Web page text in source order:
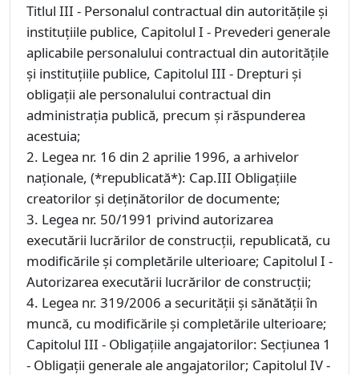
Titlul III - Personalul contractual din autorităţile şi
instituţiile publice, Capitolul I - Prevederi generale
aplicabile personalului contractual din autorităţile
şi instituţiile publice, Capitolul III - Drepturi şi
obligaţii ale personalului contractual din
administraţia publică, precum şi răspunderea
acestuia;
2. Legea nr. 16 din 2 aprilie 1996, a arhivelor
naționale, (*republicată*): Cap.III Obligaţiile
creatorilor şi deţinătorilor de documente;
3. Legea nr. 50/1991 privind autorizarea
executării lucrărilor de construcţii, republicată, cu
modificările şi completările ulterioare; Capitolul I -
Autorizarea executării lucrărilor de construcţii;
4. Legea nr. 319/2006 a securităţii şi sănătăţii în
muncă, cu modificările şi completările ulterioare;
Capitolul III - Obligaţiile angajatorilor: Secţiunea 1
- Obligaţii generale ale angajatorilor; Capitolul IV -